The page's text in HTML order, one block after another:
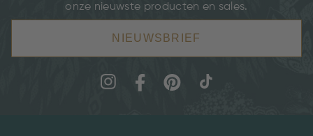
onze nieuwste producten en sales.
NIEUWSBRIEF